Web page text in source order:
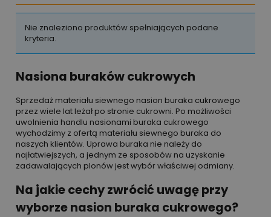
Nie znaleziono produktów spełniających podane
kryteria.
Nasiona buraków cukrowych
Sprzedaż materiału siewnego nasion buraka cukrowego
przez wiele lat leżał po stronie cukrowni. Po możliwości
uwolnienia handlu nasionami buraka cukrowego
wychodzimy z ofertą materiału siewnego buraka do
naszych klientów. Uprawa buraka nie należy do
najłatwiejszych, a jednym ze sposobów na uzyskanie
zadawalających plonów jest wybór właściwej odmiany.
Na jakie cechy zwrócić uwagę przy
wyborze nasion buraka cukrowego?